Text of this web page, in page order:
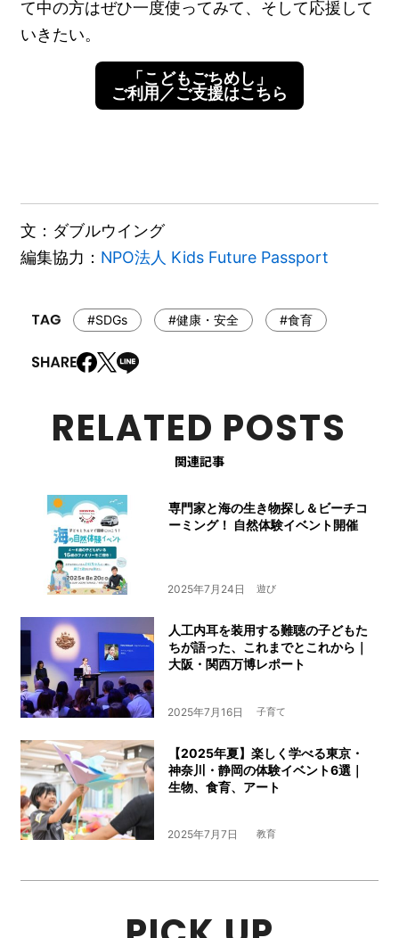
て中の方はぜひ一度使ってみて、そして応援して
いきたい。
「こどもごちめし」
ご利用／ご支援はこちら
文：ダブルウイング
編集協力： NPO法人 Kids Future Passport
#SDGs #健康・安全 #食育
RELATED POSTS
関連記事
専門家と海の生き物探し＆ビーチコ
ーミング！ 自然体験イベント開催
2025年7月24日 遊び
人工内耳を装用する難聴の子どもた
ちが語った、これまでとこれから｜
大阪・関西万博レポート
2025年7月16日 子育て
【2025年夏】楽しく学べる東京・
神奈川・静岡の体験イベント6選｜
生物、食育、アート
2025年7月7日 教育